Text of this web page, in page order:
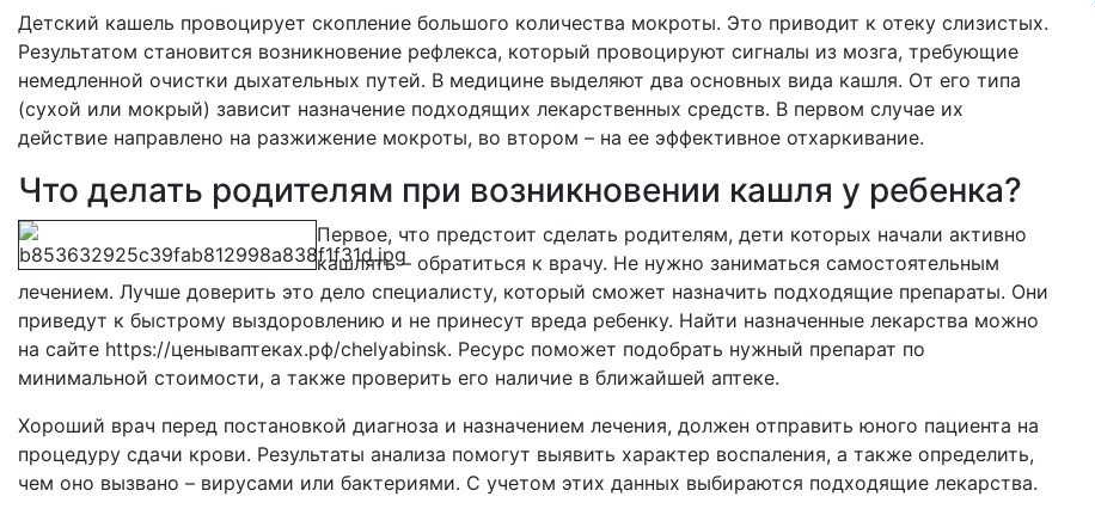
Детский кашель провоцирует скопление большого количества мокроты. Это приводит к отеку слизистых.
Результатом становится возникновение рефлекса, который провоцируют сигналы из мозга, требующие
немедленной очистки дыхательных путей. В медицине выделяют два основных вида кашля. От его типа
(сухой или мокрый) зависит назначение подходящих лекарственных средств. В первом случае их
действие направлено на разжижение мокроты, во втором – на ее эффективное отхаркивание.
Что делать родителям при возникновении кашля у ребенка?
Первое, что предстоит сделать родителям, дети которых начали активно
кашлять – обратиться к врачу. Не нужно заниматься самостоятельным
лечением. Лучше доверить это дело специалисту, который сможет назначить подходящие препараты. Они
приведут к быстрому выздоровлению и не принесут вреда ребенку. Найти назначенные лекарства можно
на сайте https://ценываптеках.рф/chelyabinsk. Ресурс поможет подобрать нужный препарат по
минимальной стоимости, а также проверить его наличие в ближайшей аптеке.
Хороший врач перед постановкой диагноза и назначением лечения, должен отправить юного пациента на
процедуру сдачи крови. Результаты анализа помогут выявить характер воспаления, а также определить,
чем оно вызвано – вирусами или бактериями. С учетом этих данных выбираются подходящие лекарства.